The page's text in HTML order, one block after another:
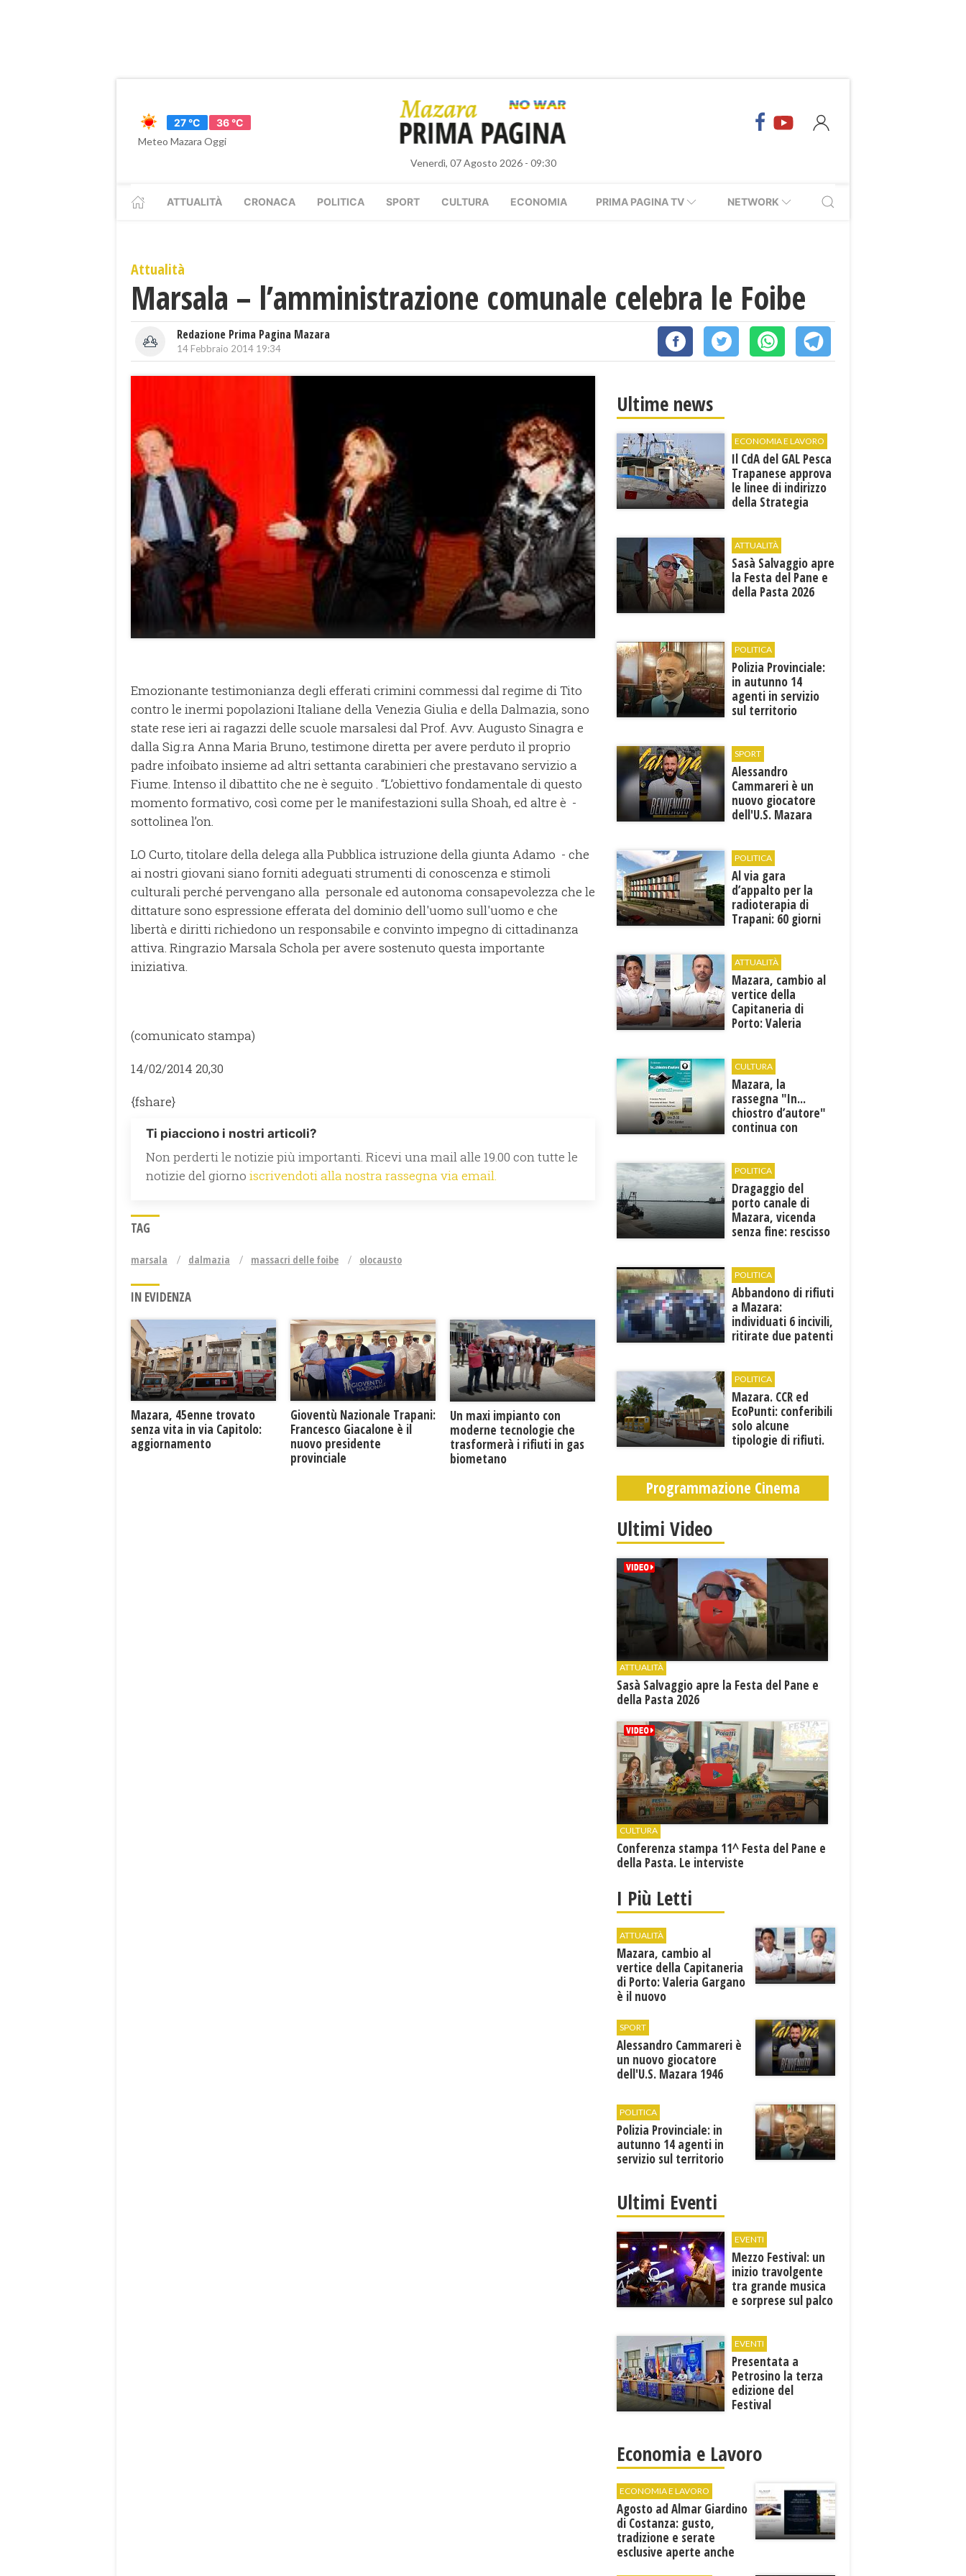
27 °C
36 °C
Meteo Mazara Oggi
Venerdì, 07 Agosto 2026 - 09:30
ATTUALITÀ CRONACA POLITICA SPORT CULTURA ECONOMIA PRIMA PAGINA TV NETWORK
Attualità
Marsala – l’amministrazione comunale celebra le Foibe
Redazione Prima Pagina Mazara
14 Febbraio 2014 19:34
Emozionante testimonianza degli efferati crimini commessi dal regime di Tito
contro le inermi popolazioni Italiane della Venezia Giulia e della Dalmazia, sono
state rese ieri ai ragazzi delle scuole marsalesi dal Prof. Avv. Augusto Sinagra e
dalla Sig.ra Anna Maria Bruno, testimone diretta per avere perduto il proprio
padre infoibato insieme ad altri settanta carabinieri che prestavano servizio a
Fiume. Intenso il dibattito che ne è seguito . “L’obiettivo fondamentale di questo
momento formativo, così come per le manifestazioni sulla Shoah, ed altre è -
sottolinea l’on.
LO Curto, titolare della delega alla Pubblica istruzione della giunta Adamo - che
ai nostri giovani siano forniti adeguati strumenti di conoscenza e stimoli
culturali perché pervengano alla personale ed autonoma consapevolezza che le
dittature sono espressione efferata del dominio dell'uomo sull'uomo e che
libertà e diritti richiedono un responsabile e convinto impegno di cittadinanza
attiva. Ringrazio Marsala Schola per avere sostenuto questa importante
iniziativa.
(comunicato stampa)
14/02/2014 20,30
{fshare}
Ti piacciono i nostri articoli?
Non perderti le notizie più importanti. Ricevi una mail alle 19.00 con tutte le
notizie del giorno iscrivendoti alla nostra rassegna via email.
TAG
marsala dalmazia massacri delle foibe olocausto
IN EVIDENZA
Mazara, 45enne trovato
senza vita in via Capitolo:
aggiornamento
Gioventù Nazionale Trapani:
Francesco Giacalone è il
nuovo presidente
provinciale
Un maxi impianto con
moderne tecnologie che
trasformerà i rifiuti in gas
biometano
Ultime news
ECONOMIA E LAVORO
Il CdA del GAL Pesca
Trapanese approva
le linee di indirizzo
della Strategia
ATTUALITÀ
Sasà Salvaggio apre
la Festa del Pane e
della Pasta 2026
POLITICA
Polizia Provinciale:
in autunno 14
agenti in servizio
sul territorio
SPORT
Alessandro
Cammareri è un
nuovo giocatore
dell'U.S. Mazara
POLITICA
Al via gara
d’appalto per la
radioterapia di
Trapani: 60 giorni
ATTUALITÀ
Mazara, cambio al
vertice della
Capitaneria di
Porto: Valeria
CULTURA
Mazara, la
rassegna "In...
chiostro d’autore"
continua con
POLITICA
Dragaggio del
porto canale di
Mazara, vicenda
senza fine: rescisso
POLITICA
Abbandono di rifiuti
a Mazara:
individuati 6 incivili,
ritirate due patenti
POLITICA
Mazara. CCR ed
EcoPunti: conferibili
solo alcune
tipologie di rifiuti.
Programmazione Cinema
Ultimi Video
ATTUALITÀ
Sasà Salvaggio apre la Festa del Pane e
della Pasta 2026
CULTURA
Conferenza stampa 11^ Festa del Pane e
della Pasta. Le interviste
I Più Letti
ATTUALITÀ
Mazara, cambio al
vertice della Capitaneria
di Porto: Valeria Gargano
è il nuovo
SPORT
Alessandro Cammareri è
un nuovo giocatore
dell'U.S. Mazara 1946
POLITICA
Polizia Provinciale: in
autunno 14 agenti in
servizio sul territorio
Ultimi Eventi
EVENTI
Mezzo Festival: un
inizio travolgente
tra grande musica
e sorprese sul palco
EVENTI
Presentata a
Petrosino la terza
edizione del
Festival
"Voci dal
Mediterraneo"
Economia e Lavoro
ECONOMIA E LAVORO
Agosto ad Almar Giardino
di Costanza: gusto,
tradizione e serate
esclusive aperte anche